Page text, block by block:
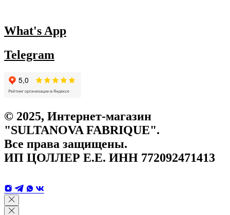
What's App
Telegram
© 2025, Интернет-магазин
"SULTANOVA FABRIQUE".
Все права защищены.
ИП ЦОЛЛЕР Е.Е. ИНН 772092471413